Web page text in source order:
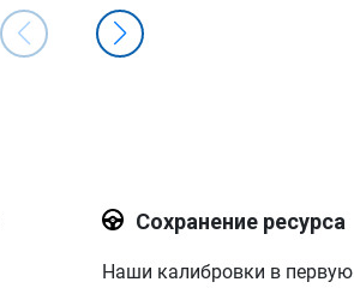
Сохранение ресурса
Наши калибровки в первую